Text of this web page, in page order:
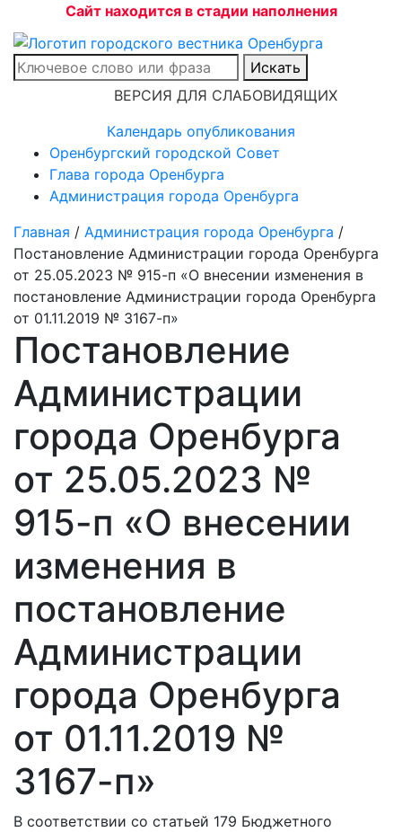
Сайт находится в стадии наполнения
Искать
ВЕРСИЯ ДЛЯ СЛАБОВИДЯЩИХ
Календарь опубликования
Оренбургский городской Совет
Глава города Оренбурга
Администрация города Оренбурга
Главная / Администрация города Оренбурга /
Постановление Администрации города Оренбурга
от 25.05.2023 № 915-п «О внесении изменения в
постановление Администрации города Оренбурга
от 01.11.2019 № 3167-п»
Постановление
Администрации
города Оренбурга
от 25.05.2023 №
915-п «О внесении
изменения в
постановление
Администрации
города Оренбурга
от 01.11.2019 №
3167-п»
В соответствии со статьей 179 Бюджетного